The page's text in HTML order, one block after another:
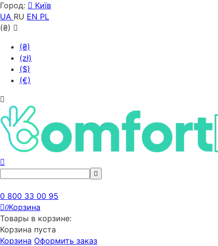
Город:
Київ
UA RU EN PL
(₴)
(₴)
(zł)
($)
(€)
0 800 33 00 95
0Корзина
Товары в корзине:
Корзина пуста
Корзина Оформить заказ